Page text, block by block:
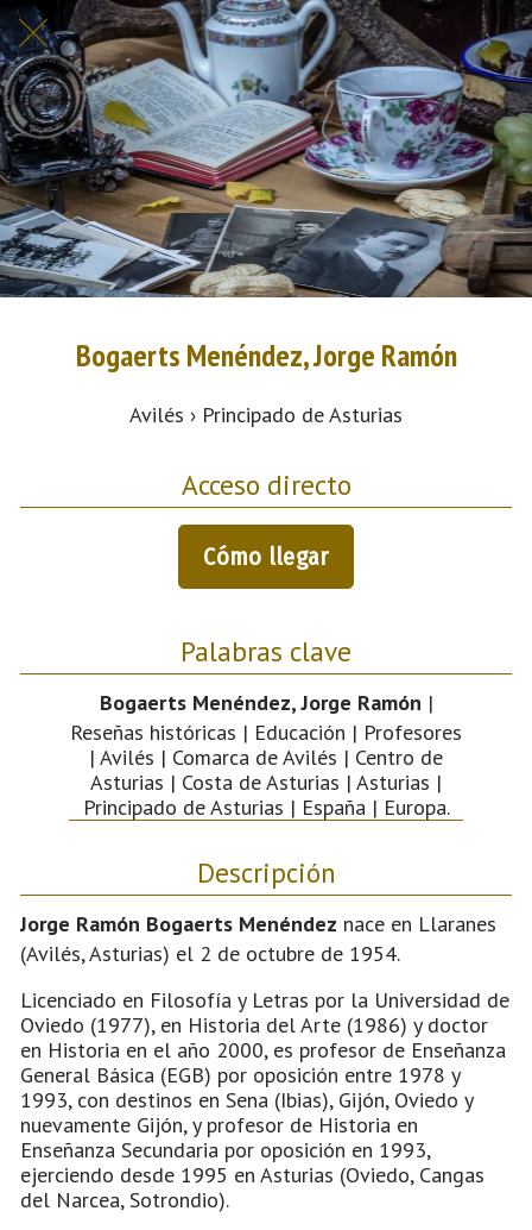
Bogaerts Menéndez, Jorge Ramón
Avilés › Principado de Asturias
Acceso directo
Cómo llegar
Palabras clave
Bogaerts Menéndez, Jorge Ramón |
Reseñas históricas | Educación | Profesores
| Avilés | Comarca de Avilés | Centro de
Asturias | Costa de Asturias | Asturias |
Principado de Asturias | España | Europa.
Descripción
Jorge Ramón Bogaerts Menéndez nace en Llaranes
(Avilés, Asturias) el 2 de octubre de 1954.
Licenciado en Filosofía y Letras por la Universidad de
Oviedo (1977), en Historia del Arte (1986) y doctor
en Historia en el año 2000, es profesor de Enseñanza
General Básica (EGB) por oposición entre 1978 y
1993, con destinos en Sena (Ibias), Gijón, Oviedo y
nuevamente Gijón, y profesor de Historia en
Enseñanza Secundaria por oposición en 1993,
ejerciendo desde 1995 en Asturias (Oviedo, Cangas
del Narcea, Sotrondio).